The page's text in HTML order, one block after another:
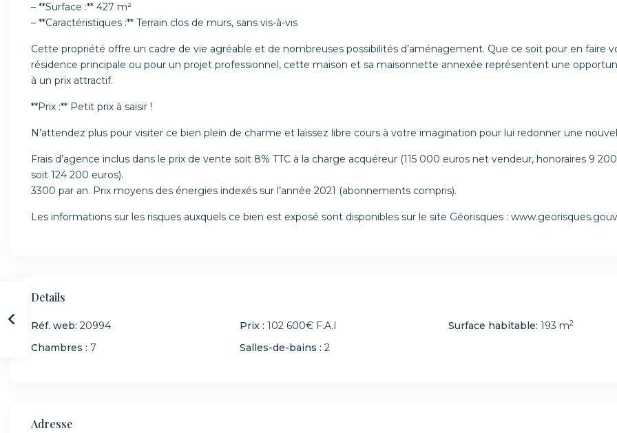
– **Surface :** 427 m²
– **Caractéristiques :** Terrain clos de murs, sans vis-à-vis
Cette propriété offre un cadre de vie agréable et de nombreuses possibilités d’aménagement. Que ce soit pour en faire
résidence principale ou pour un projet professionnel, cette maison et sa maisonnette annexée représentent une
à un prix attractif.
**Prix :** Petit prix à saisir !
N’attendez plus pour visiter ce bien plein de charme et laissez libre cours à votre imagination pour lui redonner une
Frais d’agence inclus dans le prix de vente soit 8% TTC à la charge acquéreur (115 000 euros net vendeur, honoraires 9
soit 124 200 euros).
3300 par an. Prix moyens des énergies indexés sur l’année 2021 (abonnements compris).
Les informations sur les risques auxquels ce bien est exposé sont disponibles sur le site Géorisques :
Details
Réf. web: 20994 Prix : 102 600€ F.A.I Surface habitable: 193 m2
Chambres : 7 Salles-de-bains : 2
Adresse